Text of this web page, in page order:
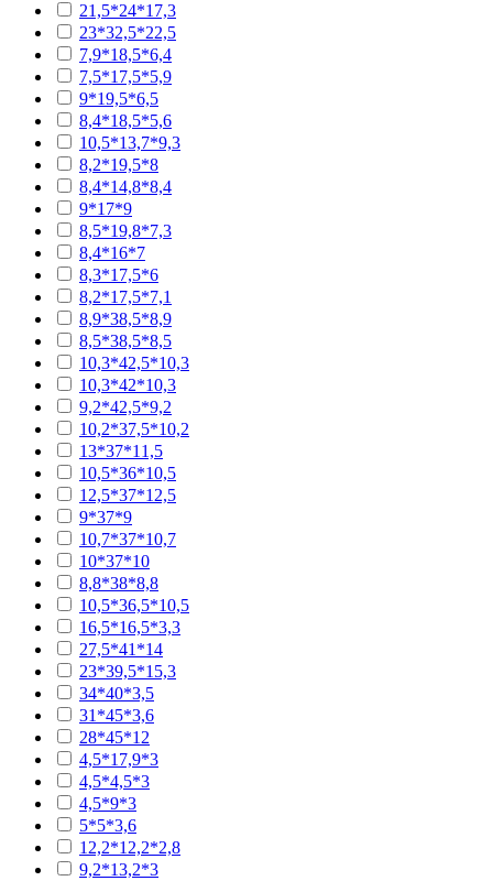
21,5*24*17,3
23*32,5*22,5
7,9*18,5*6,4
7,5*17,5*5,9
9*19,5*6,5
8,4*18,5*5,6
10,5*13,7*9,3
8,2*19,5*8
8,4*14,8*8,4
9*17*9
8,5*19,8*7,3
8,4*16*7
8,3*17,5*6
8,2*17,5*7,1
8,9*38,5*8,9
8,5*38,5*8,5
10,3*42,5*10,3
10,3*42*10,3
9,2*42,5*9,2
10,2*37,5*10,2
13*37*11,5
10,5*36*10,5
12,5*37*12,5
9*37*9
10,7*37*10,7
10*37*10
8,8*38*8,8
10,5*36,5*10,5
16,5*16,5*3,3
27,5*41*14
23*39,5*15,3
34*40*3,5
31*45*3,6
28*45*12
4,5*17,9*3
4,5*4,5*3
4,5*9*3
5*5*3,6
12,2*12,2*2,8
9,2*13,2*3